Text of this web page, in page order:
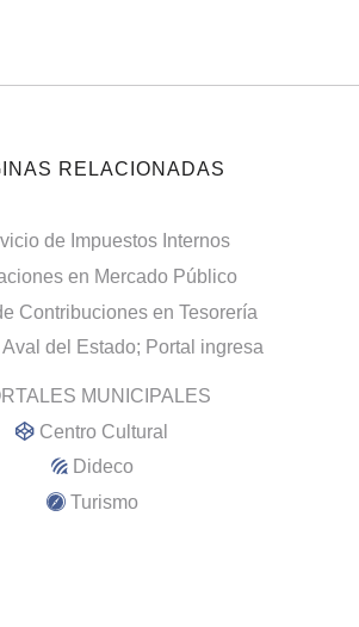
RELACIONADAS
de Impuestos Internos
en Mercado Público
Contribuciones en Tesorería
del Estado; Portal ingresa
MUNICIPALES
Centro Cultural
Dideco
Turismo